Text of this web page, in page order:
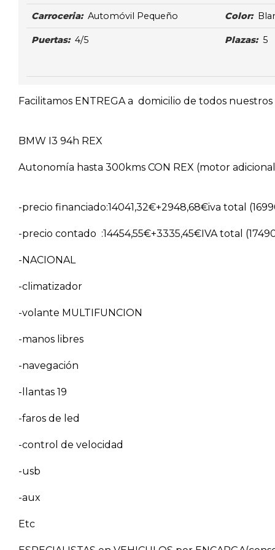
Carroceria: Automóvil Pequeño Color:
Puertas: 4/5 Plazas: 5
Facilitamos ENTREGA a domicilio de todos
BMW I3 94h REX
Autonomía hasta 300kms CON REX (motor
-precio financiado:14041,32€+2948,68€iva total
-precio contado :14454,55€+3335,45€IVA total
-NACIONAL
-climatizador
-volante MULTIFUNCION
-manos libres
-navegación
-llantas 19
-faros de led
-control de velocidad
-usb
-aux
Etc